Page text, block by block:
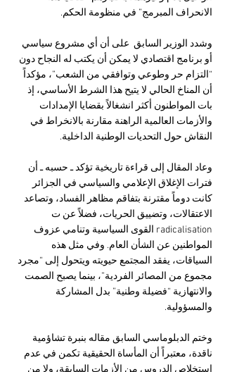
الانحراف المبرمج” في منظومة الحكم.
وشدد الوزير السابق  على أن أي مشروع سياسي
أو برنامج اقتصادي لا يمكن أن يكتب له النجاح دون
“التزام حر وطوعي وتوافقي من الشعب”، مؤكداً
أن المناخ الحالي لا يتيح هذا الشرط الأساسي، إذ
بات المواطنون أكثر انشغالاً بقضايا الإمدادات
والأزمات العالمية الراهنة مقارنة بالانخراط في
النقاش حول التحديات الوطنية الداخلية.
وعاد المقال إلى قراءة تاريخية تؤكد ـ حسبه ـ أن
فترات الإغلاق الإعلامي والسياسي في الجزائر
كانت دوماً مقترنة بتفاقم مظاهر الفساد، وتصاعد
الاعتقالات، وتضييق الحريات، فضلاً عن ت
radicalisation القوى السياسية وتنامي عزوف
المواطنين عن الشأن العام. وفي مثل هذه
السياقات، يفقد المجتمع حيويته ويتحول إلى “مجرد
مجموع من المصائر الفردية”، بينما يصبح الصمت
والانتهازية “فضيلة وطنية” بدل المشاركة
والمسؤولية.
وختم الدبلوماسي السابق مقاله بنبرة تشاؤمية
ناقدة، معتبراً أن المأساة الحقيقية تكمن في عدم